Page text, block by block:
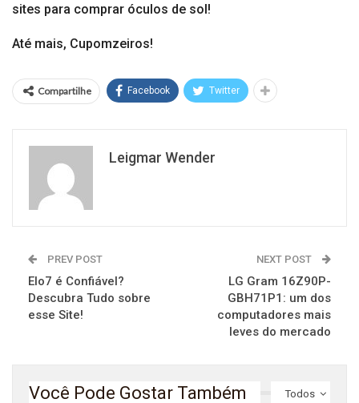
sites para comprar óculos de sol!
Até mais, Cupomzeiros!
Compartilhe Facebook Twitter
Leigmar Wender
PREV POST
Elo7 é Confiável?
Descubra Tudo sobre
esse Site!
NEXT POST
LG Gram 16Z90P-
GBH71P1: um dos
computadores mais
leves do mercado
Todos
Você Pode Gostar Também